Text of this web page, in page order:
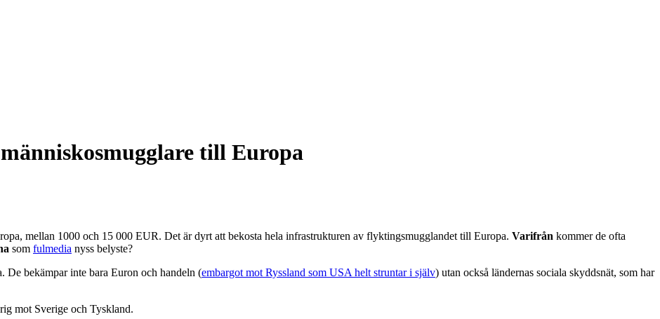
till Europa
mellan 1000 och 15 000 EUR. Det är dyrt att bekosta hela infrastrukturen av flyktingsmugglandet till Europa. Varifrån kommer de ofta
som fulmedia nyss belyste?
De bekämpar inte bara Euron och handeln (embargot mot Ryssland som USA helt struntar i själv) utan också ländernas sociala skyddsnät, som har
mot Sverige och Tyskland.